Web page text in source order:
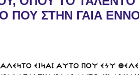
ΠΟΥ ΣΤΗΝ ΓΑΙΑ